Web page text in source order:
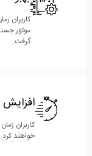
کاربران
موتور
گرفت.
افزایش
کاربران
خواهند کرد.